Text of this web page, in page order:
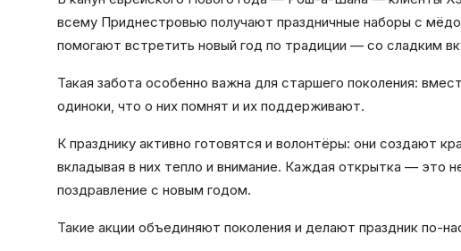
всему Приднестровью получают праздничные наборы с
помогают встретить новый год по традиции — со сладким
Такая забота особенно важна для старшего поколения:
одиноки, что о них помнят и их поддерживают.
К празднику активно готовятся и волонтёры: они создают
вкладывая в них тепло и внимание. Каждая открытка — это
поздравление с новым годом.
Такие акции объединяют поколения и делают праздник по-